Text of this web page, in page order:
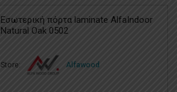
Εσωτερική πόρτα laminate AlfaIndoor
Natural Oak 0502
Store: Alfawood